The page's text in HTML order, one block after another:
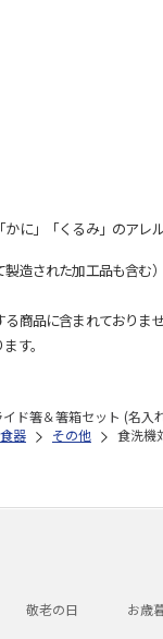
に」「くるみ」のアレ
造された加工品も含む
商品に含まれておりませ
す。
ド箸＆箸箱セット (名入
器 その他 食洗機
敬老の日 お歳